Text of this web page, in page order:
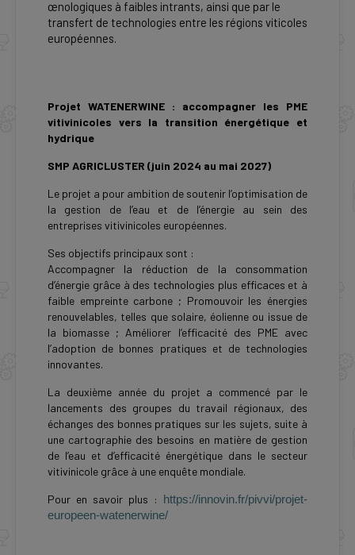
œnologiques à faibles intrants, ainsi que par le
transfert de technologies entre les régions viticoles
européennes.
Projet WATENERWINE : accompagner les PME
vitivinicoles vers la transition énergétique et
hydrique
SMP AGRICLUSTER (juin 2024 au mai 2027)
Le projet a pour ambition de soutenir l’optimisation de
la gestion de l’eau et de l’énergie au sein des
entreprises vitivinicoles européennes.
Ses objectifs principaux sont :
Accompagner la réduction de la consommation
d’énergie grâce à des technologies plus efficaces et à
faible empreinte carbone ; Promouvoir les énergies
renouvelables, telles que solaire, éolienne ou issue de
la biomasse ; Améliorer l’efficacité des PME avec
l’adoption de bonnes pratiques et de technologies
innovantes.
La deuxième année du projet a commencé par le
lancements des groupes du travail régionaux, des
échanges des bonnes pratiques sur les sujets, suite à
une cartographie des besoins en matière de gestion
de l’eau et d’efficacité énergétique dans le secteur
vitivinicole grâce à une enquête mondiale.
Pour en savoir plus :
https://innovin.fr/pivvi/projet-
europeen-watenerwine/